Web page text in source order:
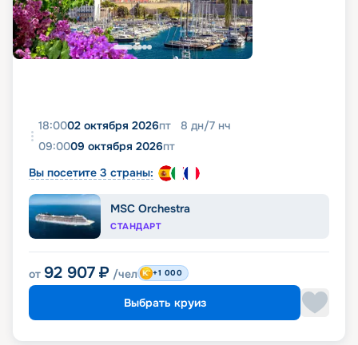
18:0002 октября 2026пт 8 дн/7 нч
09:0009 октября 2026пт
Вы посетите 3 страны:
MSC Orchestra
СТАНДАРТ
от 92 907 ₽ /чел +1 000
Выбрать круиз